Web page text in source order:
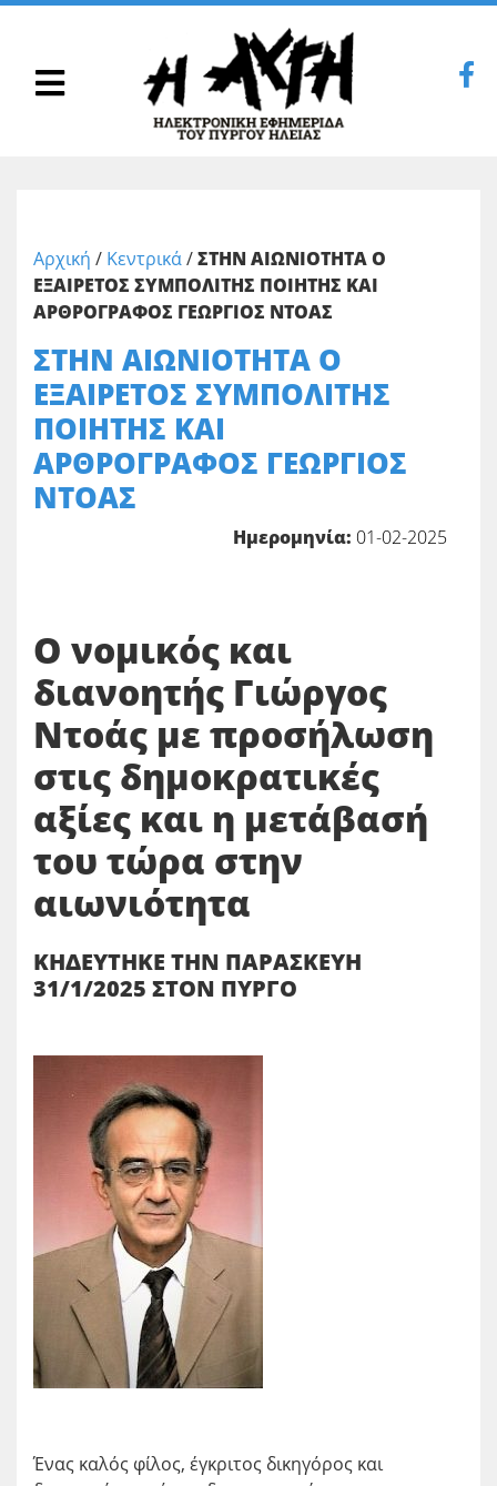
Αρχική / Κεντρικά/ΣΤΗΝ ΑΙΩΝΙΟΤΗΤΑ Ο
ΕΞΑΙΡΕΤΟΣ ΣΥΜΠΟΛΙΤΗΣ ΠΟΙΗΤΗΣ ΚΑΙ
ΑΡΘΡΟΓΡΑΦΟΣ ΓΕΩΡΓΙΟΣ ΝΤΟΑΣ
ΣΤΗΝ ΑΙΩΝΙΟΤΗΤΑ Ο
ΕΞΑΙΡΕΤΟΣ ΣΥΜΠΟΛΙΤΗΣ
ΠΟΙΗΤΗΣ ΚΑΙ
ΑΡΘΡΟΓΡΑΦΟΣ ΓΕΩΡΓΙΟΣ
ΝΤΟΑΣ
Ημερομηνία: 01-02-2025
Ο νομικός και
διανοητής Γιώργος
Ντοάς με προσήλωση
στις δημοκρατικές
αξίες και η μετάβασή
του τώρα στην
αιωνιότητα
ΚΗΔΕΥΤΗΚΕ ΤΗΝ ΠΑΡΑΣΚΕΥΗ
31/1/2025 ΣΤΟΝ ΠΥΡΓΟ
Ένας καλός φίλος, έγκριτος δικηγόρος και